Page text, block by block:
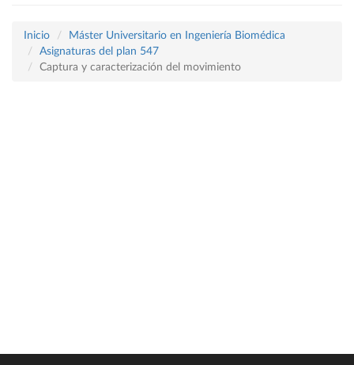
Inicio
Máster Universitario en Ingeniería Biomédica
Asignaturas del plan 547
Captura y caracterización del movimiento